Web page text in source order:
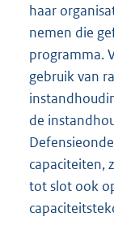
haar
nemen die
programma.
gebruik van
de
capaciteiten,
tot slot ook